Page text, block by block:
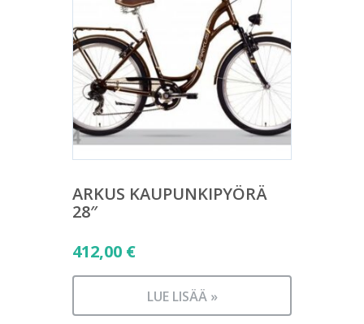
ARKUS KAUPUNKIPYÖRÄ
28″
412,00 €
LUE LISÄÄ »